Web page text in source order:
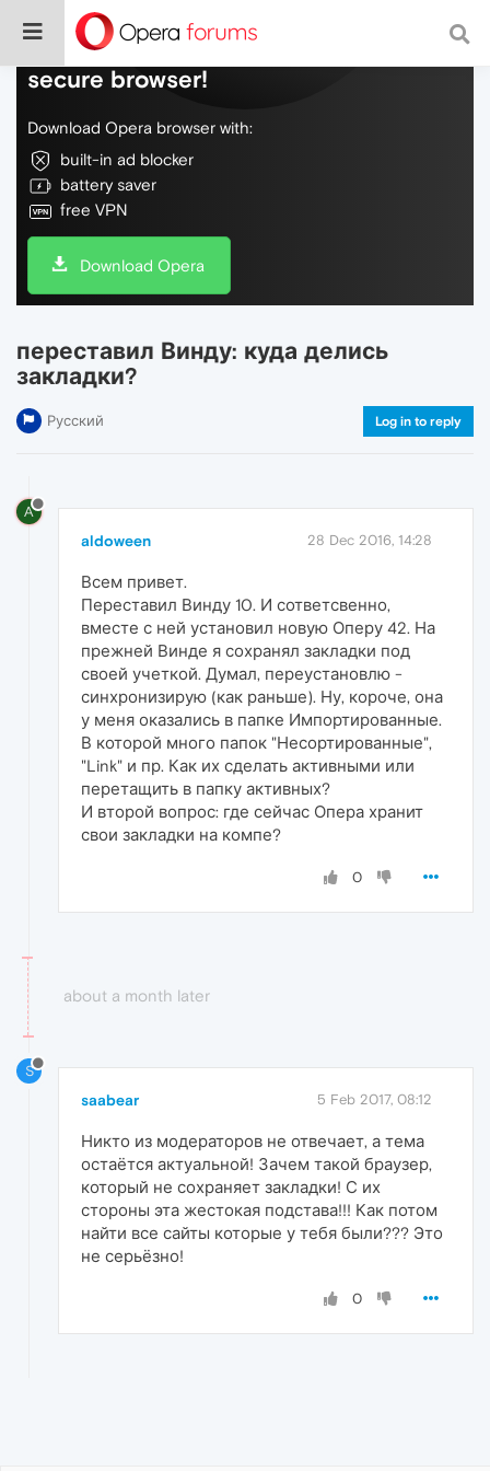
Do more on the web, with a fast and
secure browser!
Download Opera browser with:
built-in ad blocker
battery saver
free VPN
Download Opera
переставил Винду: куда делись
закладки?
Русский Log in to reply
A
aldoween 28 Dec 2016, 14:28
Всем привет.
Переставил Винду 10. И сответсвенно,
вместе с ней установил новую Оперу 42. На
прежней Винде я сохранял закладки под
своей учеткой. Думал, переустановлю -
синхронизирую (как раньше). Ну, короче, она
у меня оказались в папке Импортированные.
В которой много папок "Несортированные",
"Link" и пр. Как их сделать активными или
перетащить в папку активных?
И второй вопрос: где сейчас Опера хранит
свои закладки на компе?
0
about a month later
S
saabear 5 Feb 2017, 08:12
Никто из модераторов не отвечает, а тема
остаётся актуальной! Зачем такой браузер,
который не сохраняет закладки! С их
стороны эта жестокая подстава!!! Как потом
найти все сайты которые у тебя были??? Это
не серьёзно!
0